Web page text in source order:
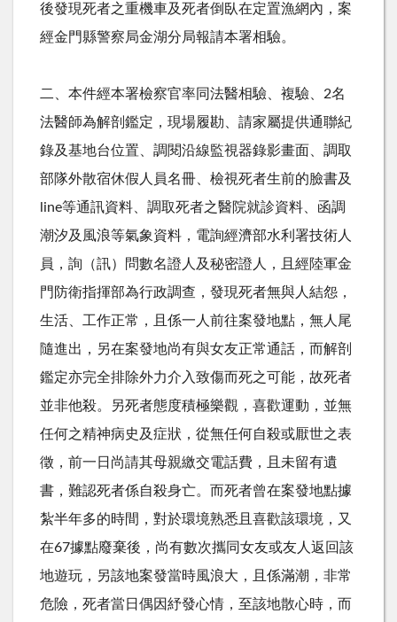
後發現死者之重機車及死者倒臥在定置漁網內，案
經金門縣警察局金湖分局報請本署相驗。
二、本件經本署檢察官率同法醫相驗、複驗、2名
法醫師為解剖鑑定，現場履勘、請家屬提供通聯紀
錄及基地台位置、調閱沿線監視器錄影畫面、調取
部隊外散宿休假人員名冊、檢視死者生前的臉書及
line等通訊資料、調取死者之醫院就診資料、函調
潮汐及風浪等氣象資料，電詢經濟部水利署技術人
員，詢（訊）問數名證人及秘密證人，且經陸軍金
門防衛指揮部為行政調查，發現死者無與人結怨，
生活、工作正常，且係一人前往案發地點，無人尾
隨進出，另在案發地尚有與女友正常通話，而解剖
鑑定亦完全排除外力介入致傷而死之可能，故死者
並非他殺。另死者態度積極樂觀，喜歡運動，並無
任何之精神病史及症狀，從無任何自殺或厭世之表
徵，前一日尚請其母親繳交電話費，且未留有遺
書，難認死者係自殺身亡。而死者曾在案發地點據
紮半年多的時間，對於環境熟悉且喜歡該環境，又
在67據點廢棄後，尚有數次攜同女友或友人返回該
地遊玩，另該地案發當時風浪大，且係滿潮，非常
危險，死者當日偶因紓發心情，至該地散心時，而